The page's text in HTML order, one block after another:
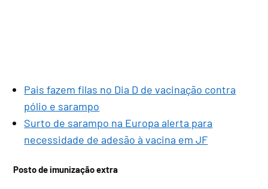
Pais fazem filas no Dia D de vacinação contra
pólio e sarampo
Surto de sarampo na Europa alerta para
necessidade de adesão à vacina em JF
Posto de imunização extra